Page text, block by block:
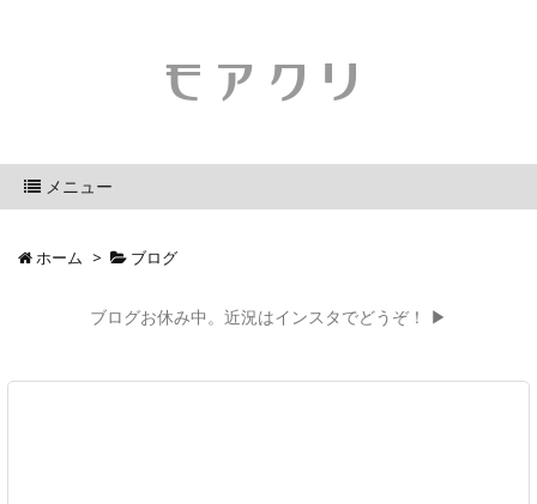
モアクリ
メニュー
ホーム > ブログ
ブログお休み中。近況はインスタでどうぞ！ ▶